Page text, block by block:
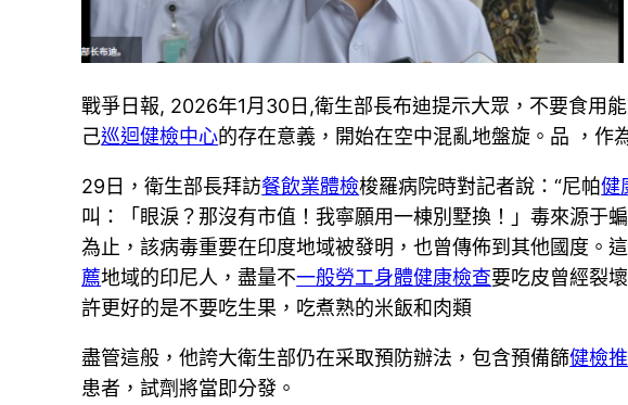
戰爭日報, 2026年1月30日,衛生部長布迪提示大眾，不要食用
己巡迴健檢中心的存在意義，開始在空中混亂地盤旋。品 ，作
29日，衛生部長拜訪餐飲業體檢梭羅病院時對記者說：“尼帕健
叫：「眼淚？那沒有市值！我寧願用一棟別墅換！」毒來源于
為止，該病毒重要在印度地域被發明，也曾傳佈到其他國度。
薦地域的印尼人，盡量不一般勞工身體健康檢查要吃皮曾經裂
許更好的是不要吃生果，吃煮熟的米飯和肉類
盡管這般，他誇大衛生部仍在采取預防辦法，包含預備篩健檢
患者，試劑將當即分發。